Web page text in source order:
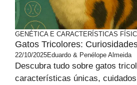
GENÉTICA E CARACTERÍSTICAS
Gatos Tricolores:
22/10/2025Eduardo & Penélope Almeida
Descubra tudo sobre gatos
características únicas,